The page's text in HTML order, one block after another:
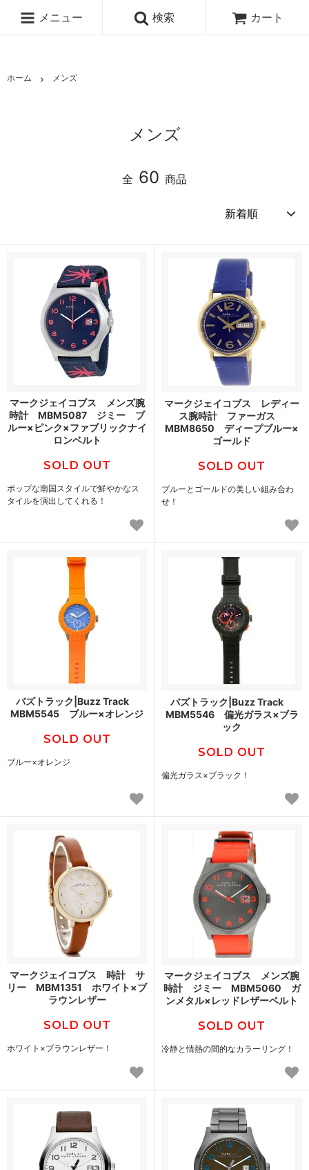
メニュー 検索 カート
ホーム メンズ
メンズ
全 60 商品
マークジェイコブス メンズ腕
時計 MBM5087 ジミー ブ
ルー×ピンク×ファブリックナイ
ロンベルト
SOLD OUT
ポップな南国スタイルで鮮やかなス
タイルを演出してくれる！
マークジェイコブス レディー
ス腕時計 ファーガス
MBM8650 ディープブルー×
ゴールド
SOLD OUT
ブルーとゴールドの美しい組み合わ
せ！
バズトラック|Buzz Track
MBM5545 ブルー×オレンジ
SOLD OUT
ブルー×オレンジ
バズトラック|Buzz Track
MBM5546 偏光ガラス×ブラ
ック
SOLD OUT
偏光ガラス×ブラック！
マークジェイコブス 時計 サ
リー MBM1351 ホワイト×ブ
ラウンレザー
SOLD OUT
ホワイト×ブラウンレザー！
マークジェイコブス メンズ腕
時計 ジミー MBM5060 ガ
ンメタル×レッドレザーベルト
SOLD OUT
冷静と情熱の間的なカラーリング！